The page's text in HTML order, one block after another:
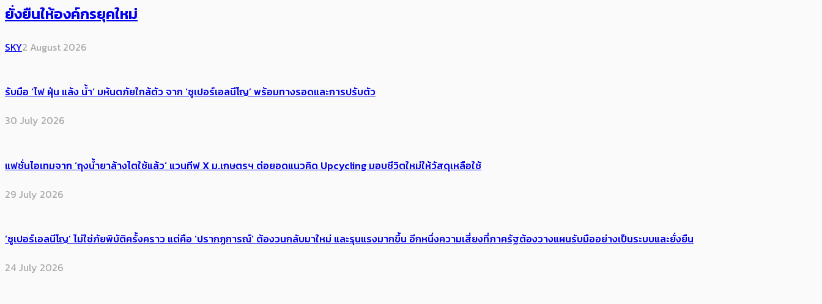
ยั่งยืนให้องค์กรยุคใหม่
SKY2 August 2026
รับมือ ‘ไฟ ฝุ่น แล้ง น้ำ’ มหันตภัยใกล้ตัว จาก ‘ซูเปอร์เอลนีโญ’ พร้อมทางรอดและการปรับตัว
30 July 2026
แฟชั่นไอเทมจาก ‘ถุงน้ำยาล้างไตใช้แล้ว’ แวนทีฟ X ม.เกษตรฯ ต่อยอดแนวคิด Upcycling มอบชีวิตใหม่ให้วัสดุเหลือใช้
29 July 2026
‘ซูเปอร์เอลนีโญ’ ไม่ใช่ภัยพิบัติครั้งคราว แต่คือ ‘ปรากฏการณ์’ ​ต้อง​วนกลับมาใหม่ และรุนแรงมากขึ้น อีกหนึ่งความเสี่ยงที่ภาครัฐต้องวางแผนรับมืออย่างเป็นระบบและยั่งยืน
24 July 2026